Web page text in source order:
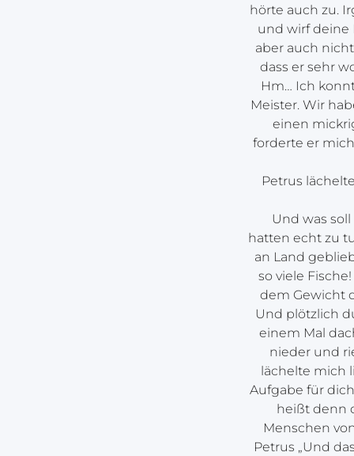
hörte auch zu.
und wirf deine
aber auch
dass er sehr
Hm… Ich
Meister. Wir
einen
forderte er
Petrus
Und was
hatten echt zu
an Land
so viele
dem Gewicht
Und plötzlich
einem Mal
nieder und
lächelte mich
Aufgabe für
heißt denn
Menschen
Petrus „Und